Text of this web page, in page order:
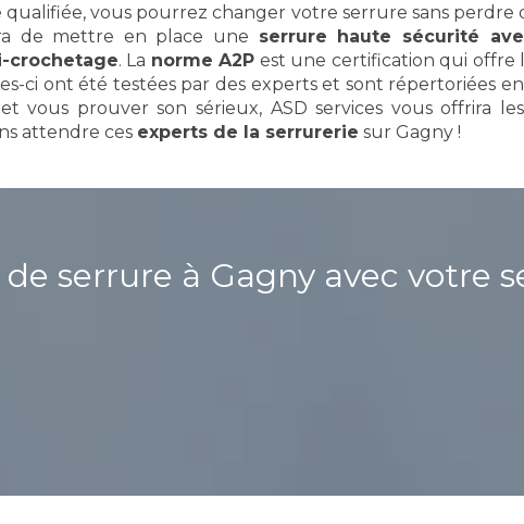
vous pourrez changer votre serrure sans perdre
de mettre en place une serrure haute sécurité
crochetage. La norme A2P est une certification qui offre
ci ont été testées par des experts et sont répertoriées
et vous prouver son sérieux, ASD services vous offrira
attendre ces experts de la serrurerie sur Gagny !
serrure à Gagny avec votre